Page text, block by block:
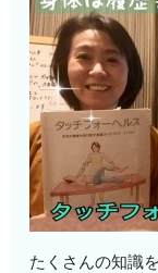
たくさんの知識